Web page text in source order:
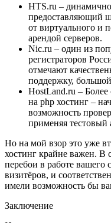
HTS.ru –
предоставляющий
от виртуального и
арендой серверов.
Nic.ru – один из
регистраторов
отмечают
поддержку,
HostLand.ru –
на php хостинг –
возможность
применяя тестовый
Но на мой взор это уже
хостинг крайне важен. В
перебои в работе вашего
визитёров, и
имели возможность бы
Заключение